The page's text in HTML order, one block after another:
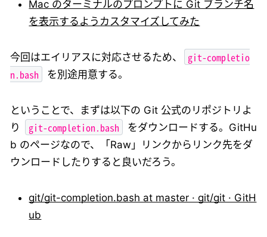
Mac のターミナルのプロンプトに Git ブランチ名
を表示するようカスタマイズしてみた
今回はエイリアスに対応させるため、
git-completio
n.bash
を別途用意する。
ということで、まずは以下の Git 公式のリポジトリよ
り
git-completion.bash
をダウンロードする。GitHu
b のページなので、「Raw」リンクからリンク先をダ
ウンロードしたりすると良いだろう。
git/git-completion.bash at master · git/git · GitH
ub